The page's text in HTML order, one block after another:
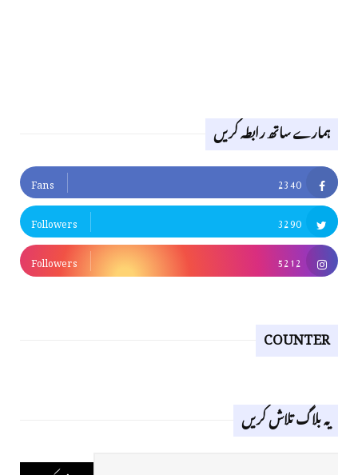
ہمارے ساتھ رابطہ کریں
2340
Fans
3290
Followers
5212
Followers
COUNTER
یہ بلاگ تلاش کریں